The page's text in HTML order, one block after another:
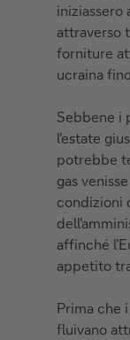
iniziassero
attraverso
forniture
ucraina
Sebbene i
l'estate
potrebbe
gas
condizioni
affinché
appetito
Prima che
fluivano